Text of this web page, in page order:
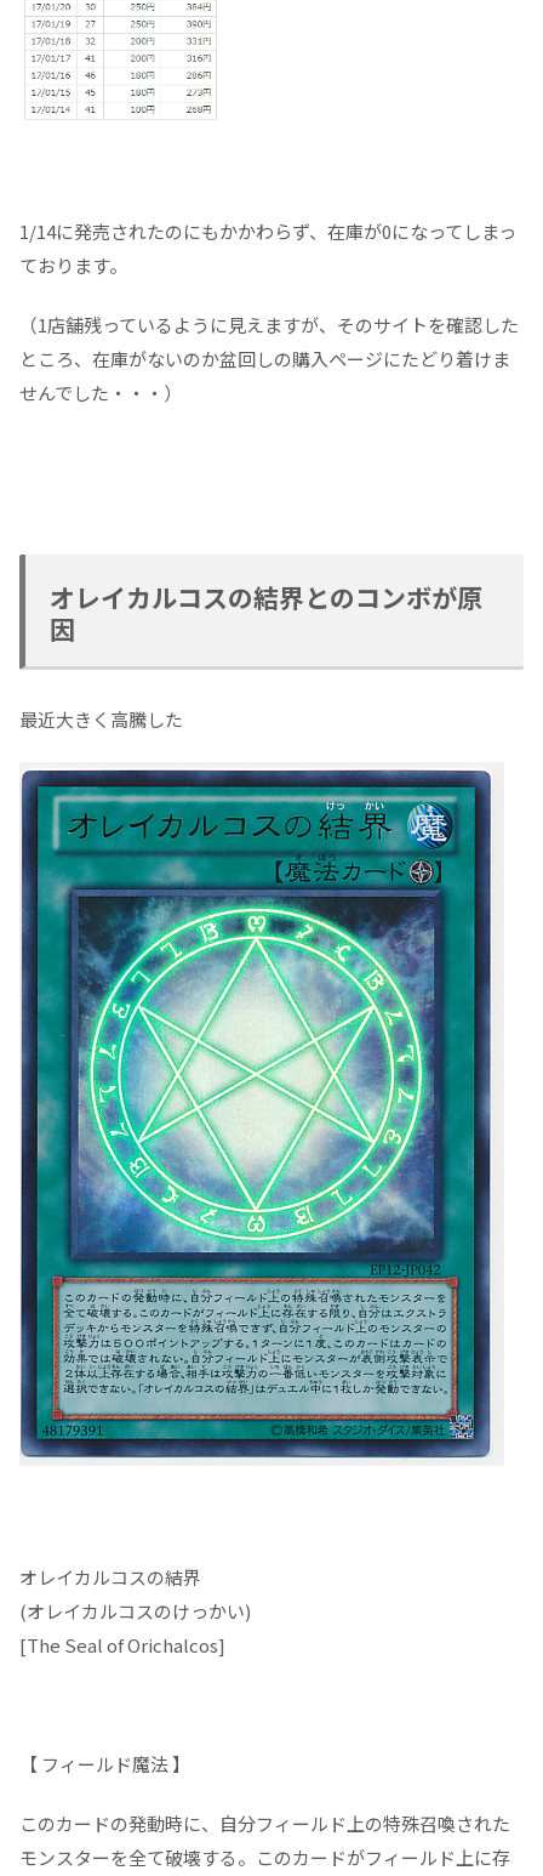
1/14に発売されたのにもかかわらず、在庫が0になってしまっ
ております。
（1店舗残っているように見えますが、そのサイトを確認した
ところ、在庫がないのか盆回しの購入ページにたどり着けま
せんでした・・・）
オレイカルコスの結界とのコンボが原
因
最近大きく高騰した
オレイカルコスの結界
(オレイカルコスのけっかい)
[The Seal of Orichalcos]
【 フィールド魔法 】
このカードの発動時に、自分フィールド上の特殊召喚された
モンスターを全て破壊する。このカードがフィールド上に存